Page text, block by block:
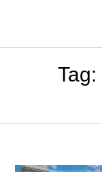
Tag: